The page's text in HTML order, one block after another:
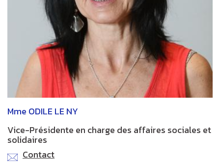
Mme ODILE LE NY
Vice-Présidente en charge des affaires sociales et
solidaires
Contact